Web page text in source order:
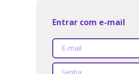
Entrar com e-mail